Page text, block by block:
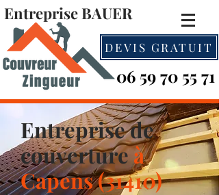
Entreprise BAUER
06 59 70 55 71
DEVIS GRATUIT
Entreprise de
couvertureà
Capens (31410)